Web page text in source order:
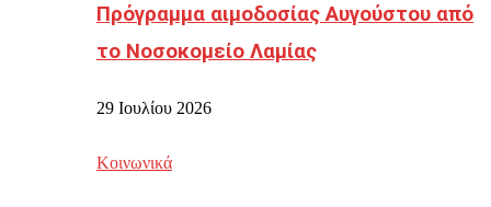
Πρόγραμμα αιμοδοσίας Αυγούστου από
το Νοσοκομείο Λαμίας
29 Ιουλίου 2026
Κοινωνικά